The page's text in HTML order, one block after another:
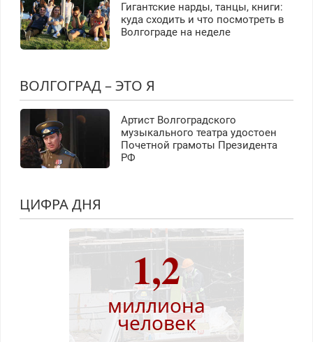
Гигантские нарды, танцы, книги:
куда сходить и что посмотреть в
Волгограде на неделе
ВОЛГОГРАД – ЭТО Я
Артист Волгоградского
музыкального театра удостоен
Почетной грамоты Президента
РФ
ЦИФРА ДНЯ
1,2
миллиона
человек